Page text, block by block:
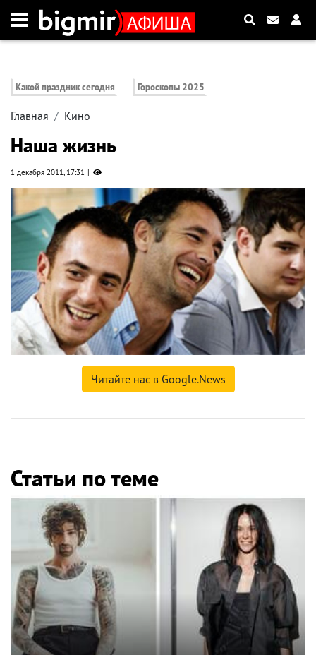
Какой праздник сегодня Гороскопы 2025
Главная Кино
Наша жизнь
1 декабря 2011, 17:31
Читайте нас в Google.News
Статьи по теме